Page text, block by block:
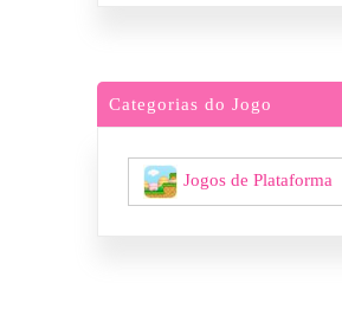
Categorias do Jogo
Jogos de Plataforma